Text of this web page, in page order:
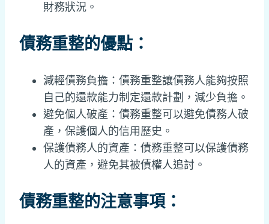
財務狀況。
債務重整的優點：
減輕債務負擔：債務重整讓債務人能夠按照
自己的還款能力制定還款計劃，減少負擔。
避免個人破產：債務重整可以避免債務人破
產，保護個人的信用歷史。
保護債務人的資產：債務重整可以保護債務
人的資產，避免其被債權人追討。
債務重整的注意事項：